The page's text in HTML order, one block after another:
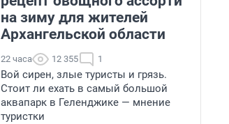
на зиму для жителей
Архангельской области
22 часа 12 355 1
Вой сирен, злые туристы и грязь.
Стоит ли ехать в самый большой
аквапарк в Геленджике — мнение
туристки